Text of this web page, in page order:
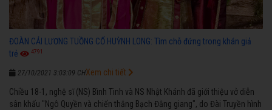
ĐOÀN CẢI LƯƠNG TUỒNG CỔ HUỲNH LONG: Tìm chỗ đứng trong khán giả
trẻ
4791
27/10/2021 3:03:09 CH
Chiều 18-1, nghệ sĩ (NS) Bình Tinh và NS Nhật Khánh đã giới thiệu vở diễn
sân khấu "Ngô Quyền và chiến thắng Bạch Đằng giang", do Đài Truyền hình
Xem chi tiết